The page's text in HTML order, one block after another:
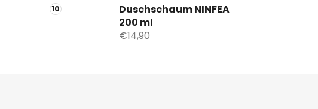
Duschschaum NINFEA
200 ml
€14,90